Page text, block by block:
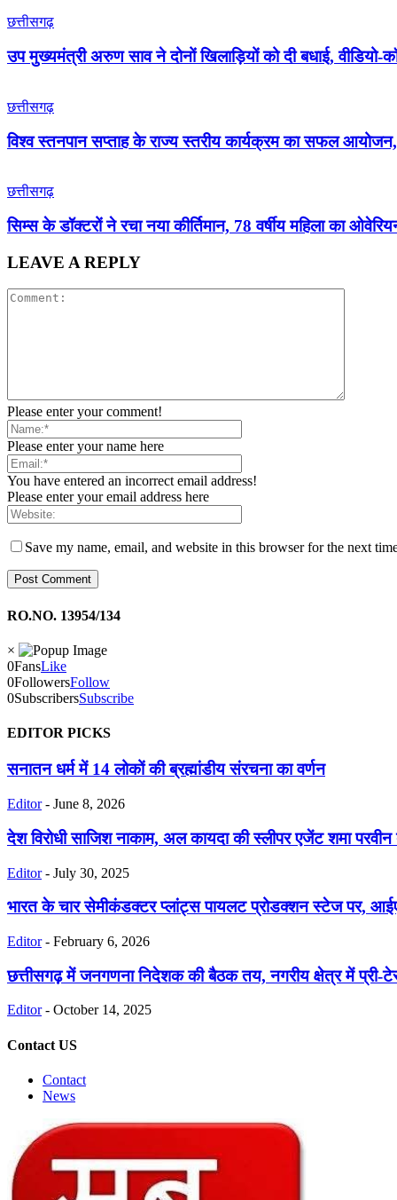
छत्तीसगढ़
उप मुख्यमंत्री अरुण साव ने दोनों खिलाड़ियों को दी बधाई, वीडियो-
छत्तीसगढ़
विश्व स्तनपान सप्ताह के राज्य स्तरीय कार्यक्रम का सफल
छत्तीसगढ़
सिम्स के डॉक्टरों ने रचा नया कीर्तिमान, 78 वर्षीय महिला का
LEAVE A REPLY
Please enter your comment!
Please enter your name here
You have entered an incorrect email address!
Please enter your email address here
Save my name, email, and website in this browser for the next
RO.NO. 13954/134
×
0FansLike
0FollowersFollow
0SubscribersSubscribe
EDITOR PICKS
सनातन धर्म में 14 लोकों की ब्रह्मांडीय संरचना का वर्णन
Editor - June 8, 2026
देश विरोधी साजिश नाकाम, अल कायदा की स्लीपर एजेंट शमा परवीन
Editor - July 30, 2025
भारत के चार सेमीकंडक्टर प्लांट्स पायलट प्रोडक्शन स्टेज पर,
Editor - February 6, 2026
छत्तीसगढ़ में जनगणना निदेशक की बैठक तय, नगरीय क्षेत्र में प्री-
Editor - October 14, 2025
Contact US
Contact
News